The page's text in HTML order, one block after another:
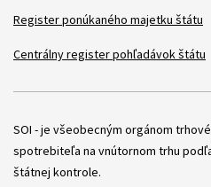
Register ponúkaného majetku štátu
Centrálny register pohľadávok štátu
Položky
SOI - je všeobecným orgánom
spotrebiteľa na vnútornom trhu
štátnej kontrole.